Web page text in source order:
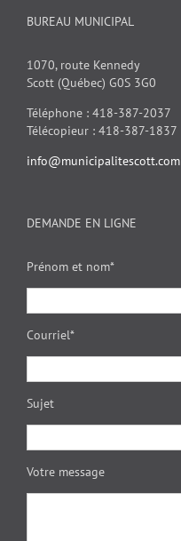
BUREAU MUNICIPAL
1070, route Kennedy
Scott (Québec) G0S 3G0
Téléphone : 418-387-2037
Télécopieur : 418-387-1837
info@municipalitescott.com
DEMANDE EN LIGNE
Prénom et nom*
Courriel*
Sujet
Votre message